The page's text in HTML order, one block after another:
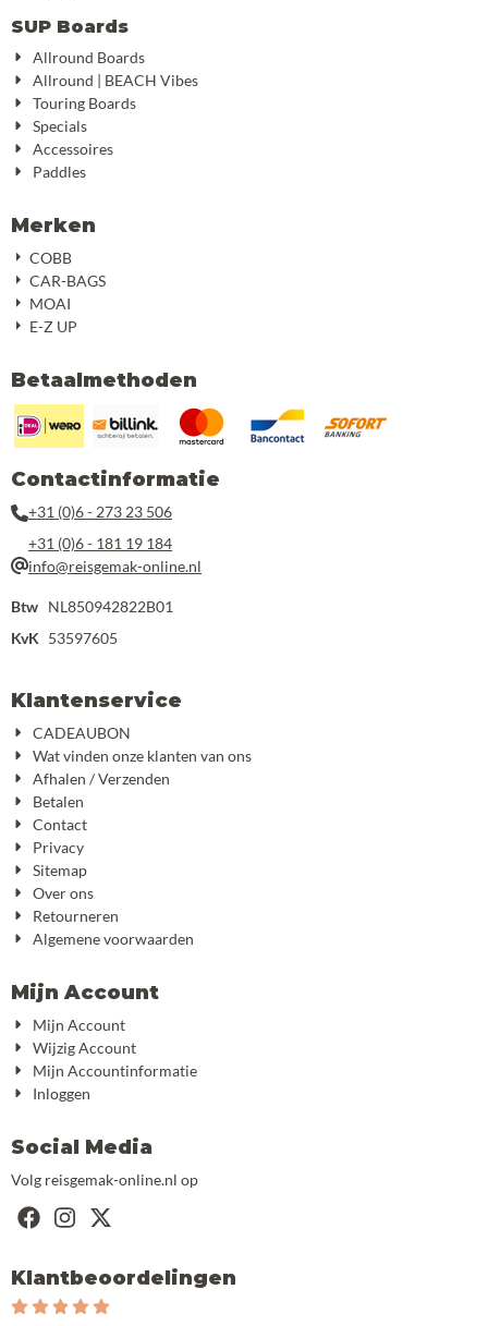
SUP Boards
Allround Boards
Allround | BEACH Vibes
Touring Boards
Specials
Accessoires
Paddles
Merken
COBB
CAR-BAGS
MOAI
E-Z UP
Betaalmethoden
Contactinformatie
+31 (0)6 - 273 23 506
+31 (0)6 - 181 19 184
info@reisgemak-online.nl
Btw NL850942822B01
KvK 53597605
Klantenservice
CADEAUBON
Wat vinden onze klanten van ons
Afhalen / Verzenden
Betalen
Contact
Privacy
Sitemap
Over ons
Retourneren
Algemene voorwaarden
Mijn Account
Mijn Account
Wijzig Account
Mijn Accountinformatie
Inloggen
Social Media
Volg reisgemak-online.nl op
Klantbeoordelingen